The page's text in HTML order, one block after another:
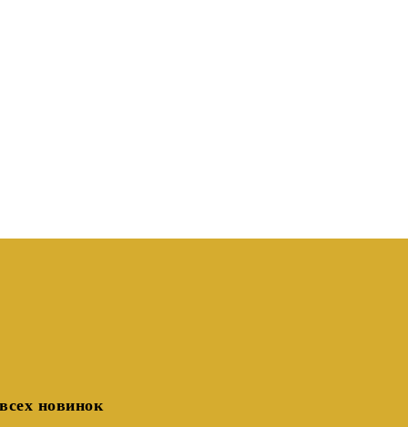
новинок